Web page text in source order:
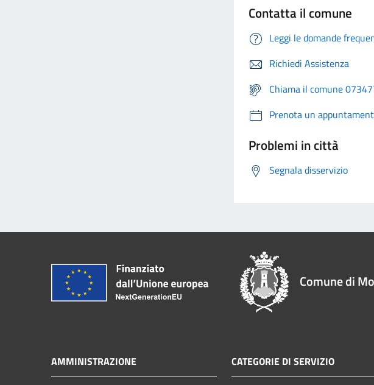
Contatta il comune
Leggi le domande
Richiedi Assistenza
Chiama il comune
Prenota un
Problemi in città
Segnala disservizio
Comune di
AMMINISTRAZIONE CATEGORIE DI SERVIZIO